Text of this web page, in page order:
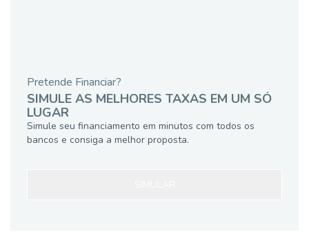
Pretende Financiar?
SIMULE AS MELHORES TAXAS EM UM SÓ
LUGAR
Simule seu financiamento em minutos com todos os
bancos e consiga a melhor proposta.